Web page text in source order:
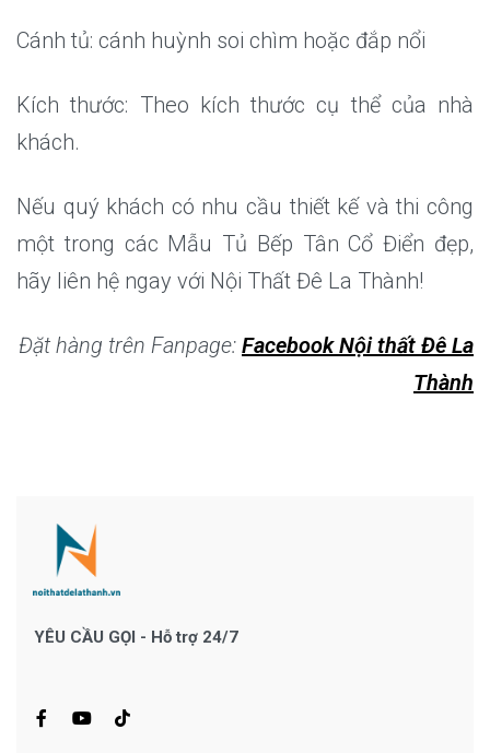
Cánh tủ: cánh huỳnh soi chìm hoặc đắp nổi
Kích thước: Theo kích thước cụ thể của nhà
khách.
Nếu quý khách có nhu cầu thiết kế và thi công
một trong các Mẫu Tủ Bếp Tân Cổ Điển đẹp,
hãy liên hệ ngay với Nội Thất Đê La Thành!
Đặt hàng trên Fanpage: Facebook Nội thất Đê La
Thành
YÊU CẦU GỌI - Hỗ trợ 24/7